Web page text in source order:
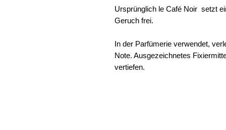
Ursprünglich le Café Noir setzt
Geruch frei.
In der Parfümerie verwendet,
Note. Ausgezeichnetes
vertiefen.